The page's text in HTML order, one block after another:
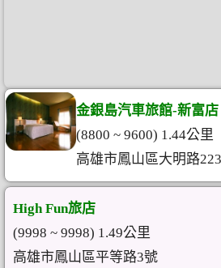
金銀島汽車旅館-新富店
(8800 ~ 9600) 1.44公里
高雄市鳳山區大明路
High Fun旅店
(9998 ~ 9998) 1.49公里
高雄市鳳山區平等路3號